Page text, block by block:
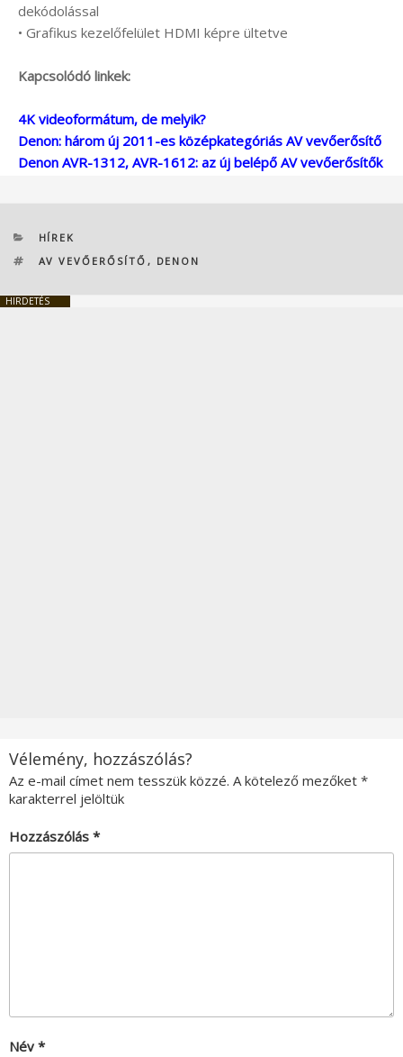
dekódolással
• Grafikus kezelőfelület HDMI képre ültetve
Kapcsolódó linkek:
4K videoformátum, de melyik?
Denon: három új 2011-es középkategóriás AV vevőerősítő
Denon AVR-1312, AVR-1612: az új belépő AV vevőerősítők
KATEGÓRIÁK
HÍREK
CÍMKÉK
AV VEVŐERŐSÍTŐ , DENON
HIRDETÉS
Vélemény, hozzászólás?
Az e-mail címet nem tesszük közzé. A kötelező mezőket *
karakterrel jelöltük
Hozzászólás *
Név *